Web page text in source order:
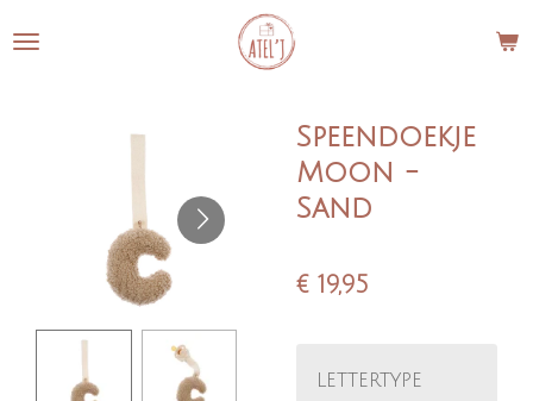
direct
Speendoekje
Moon -
Sand
€ 19,95
lettertype